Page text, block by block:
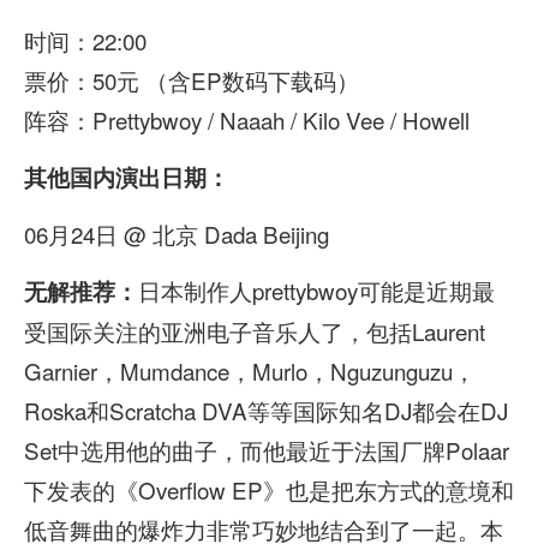
时间：22:00
票价：50元 （含EP数码下载码）
阵容：Prettybwoy / Naaah / Kilo Vee / Howell
其他国内演出日期：
06月24日 @ 北京 Dada Beijing
无解推荐： 日本制作人prettybwoy可能是近期最
受国际关注的亚洲电子音乐人了，包括Laurent
Garnier，Mumdance，Murlo，Nguzunguzu，
Roska和Scratcha DVA等等国际知名DJ都会在DJ
Set中选用他的曲子，而他最近于法国厂牌Polaar
下发表的《Overflow EP》也是把东方式的意境和
低音舞曲的爆炸力非常巧妙地结合到了一起。本